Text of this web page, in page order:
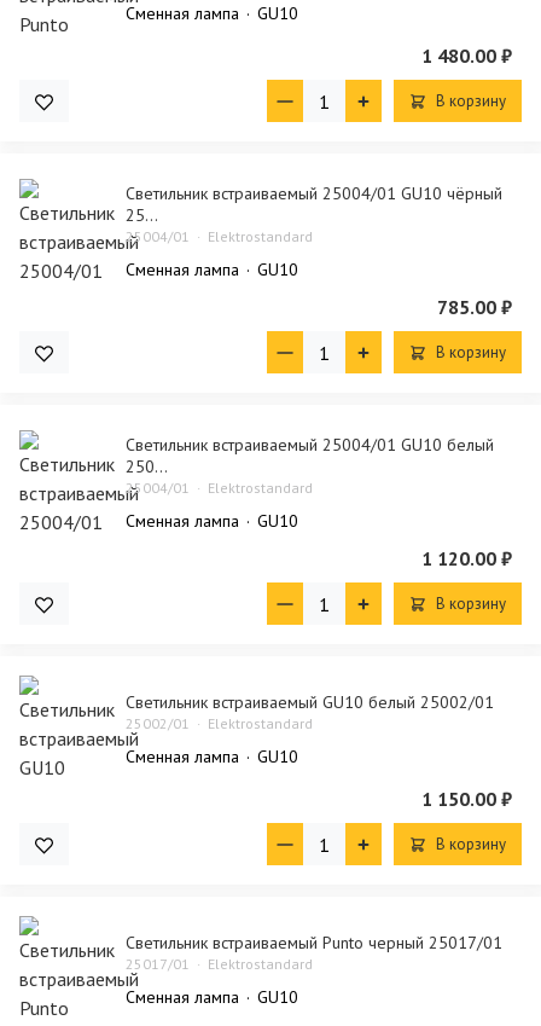
Сменная лампа GU10
1 480.00 ₽
В корзину
Светильник встраиваемый 25004/01 GU10 чёрный
25...
25004/01 Elektrostandard
Сменная лампа GU10
785.00 ₽
В корзину
Светильник встраиваемый 25004/01 GU10 белый
250...
25004/01 Elektrostandard
Сменная лампа GU10
1 120.00 ₽
В корзину
Светильник встраиваемый GU10 белый 25002/01
25002/01 Elektrostandard
Сменная лампа GU10
1 150.00 ₽
В корзину
Светильник встраиваемый Punto черный 25017/01
25017/01 Elektrostandard
Сменная лампа GU10